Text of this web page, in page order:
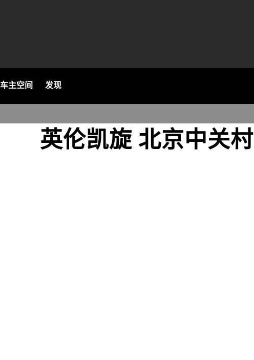
车主空间 发现
英伦凯旋 北京中关村